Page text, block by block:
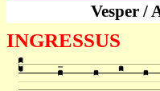
Vesper /
INGRESSUS